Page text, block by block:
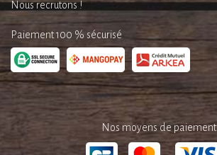
Nous recrutons !
Paiement 100 % sécurisé
Nos moyens de paiement